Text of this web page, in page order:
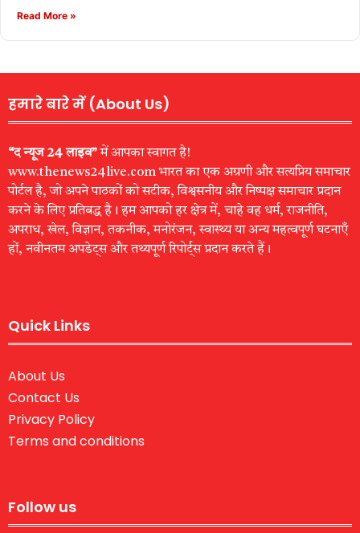
Read More »
हमारे बारे में (About Us)
“द न्यूज 24 लाइव”में आपका स्वागत है!
www.thenews24live.com भारत का एक अग्रणी और सत्यप्रिय समाचार
पोर्टल है, जो अपने पाठकों को सटीक, विश्वसनीय और निष्पक्ष समाचार प्रदान
करने के लिए प्रतिबद्ध है। हम आपको हर क्षेत्र में, चाहे वह धर्म, राजनीति,
अपराध, खेल, विज्ञान, तकनीक, मनोरंजन, स्वास्थ्य या अन्य महत्वपूर्ण घटनाएँ
हों, नवीनतम अपडेट्स और तथ्यपूर्ण रिपोर्ट्स प्रदान करते हैं।
Quick Links
About Us
Contact Us
Privacy Policy
Terms and conditions
Follow us